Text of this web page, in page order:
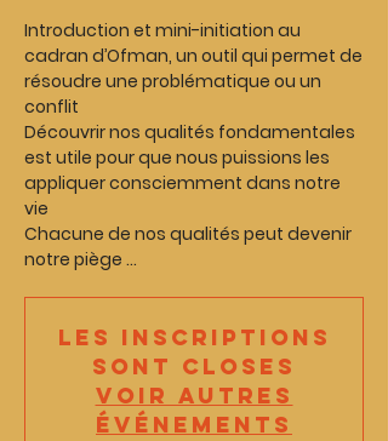
Introduction et mini-initiation au
cadran d’Ofman, un outil qui permet de
résoudre une problématique ou un
conflit
Découvrir nos qualités fondamentales
est utile pour que nous puissions les
appliquer consciemment dans notre
vie
Chacune de nos qualités peut devenir
notre piège ...
Les inscriptions
sont closes
Voir autres
événements